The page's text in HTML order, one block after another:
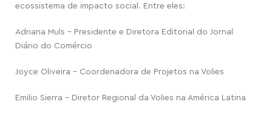
ecossistema de impacto social. Entre eles:
Adriana Muls – Presidente e Diretora Editorial do Jornal
Diário do Comércio
Joyce Oliveira – Coordenadora de Projetos na Volies
Emilio Sierra – Diretor Regional da Volies na América Latina